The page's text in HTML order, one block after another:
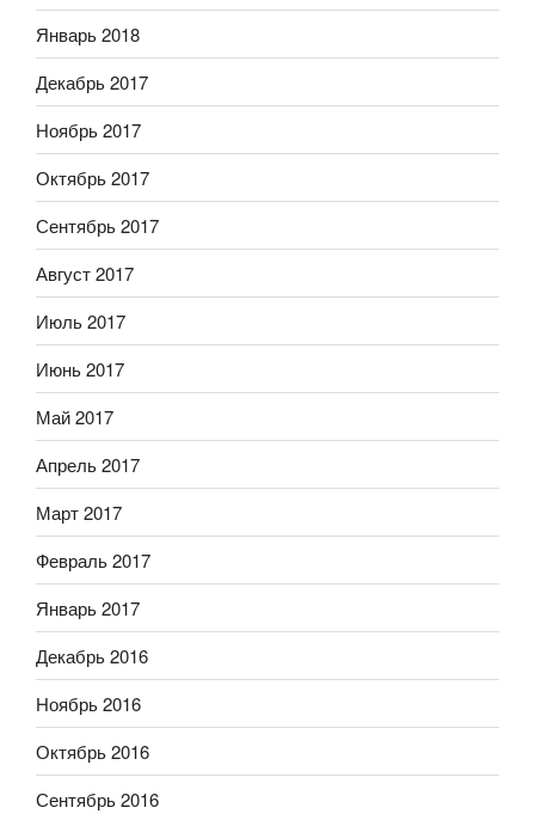
Январь 2018
Декабрь 2017
Ноябрь 2017
Октябрь 2017
Сентябрь 2017
Август 2017
Июль 2017
Июнь 2017
Май 2017
Апрель 2017
Март 2017
Февраль 2017
Январь 2017
Декабрь 2016
Ноябрь 2016
Октябрь 2016
Сентябрь 2016